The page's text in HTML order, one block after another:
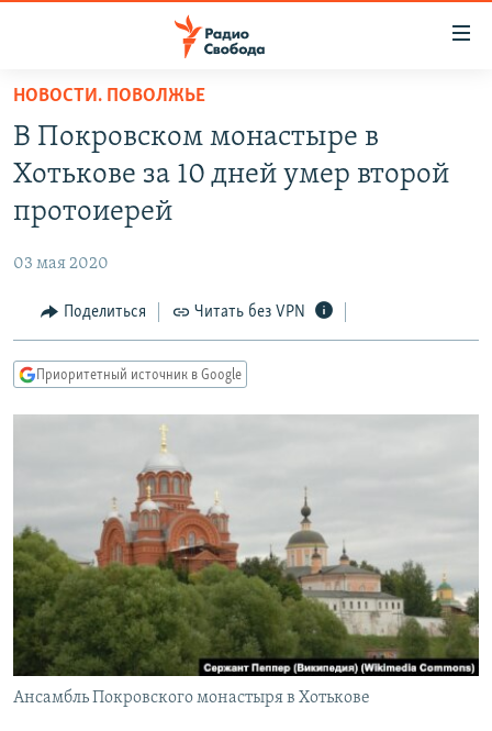
упрощенного
доступа
Вернуться
основному
Вернутся
Вернутся
ПОДКАСТЫ
АВТОРСКИЕ ПРОЕКТЫ
МНЕНИЯ
КУЛЬТУРА
КАВКАЗ.РЕАЛИИ
СИБИРЬ.РЕАЛИИ
РАСПИСАНИЕ ВЕЩАНИЯ
ПОДПИШИТЕСЬ НА РАССЫЛКУ
СОЦИАЛЬНЫЕ СЕТИ
НОВОСТИ. ПОВОЛЖЬЕ
В Покровском монастыре в
Хотькове за 10 дней умер второй
протоиерей
03 мая 2020
Поделиться Читать без VPN
Приоритетный источник в Google
Ансамбль Покровского монастыря в Хотькове